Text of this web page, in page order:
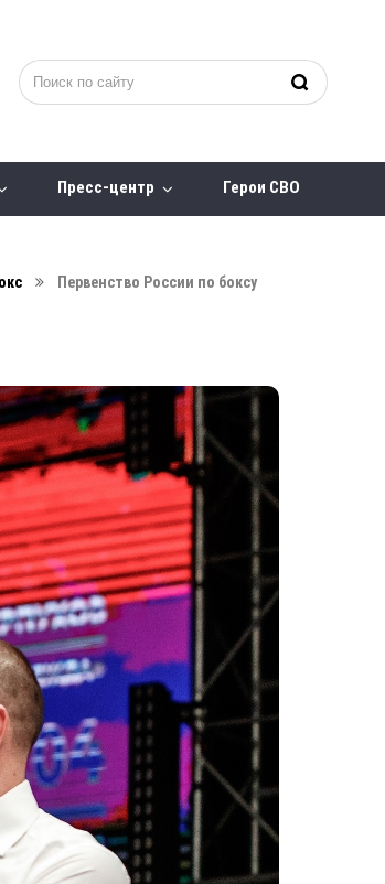
Пресс-центр Герои СВО
Первенство России по боксу